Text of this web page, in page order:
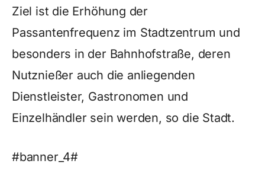
Ziel ist die Erhöhung der
Passantenfrequenz im Stadtzentrum und
besonders in der Bahnhofstraße, deren
Nutznießer auch die anliegenden
Dienstleister, Gastronomen und
Einzelhändler sein werden, so die Stadt.
#banner_4#